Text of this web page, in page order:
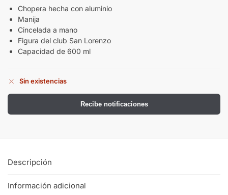
Chopera hecha con aluminio
Manija
Cincelada a mano
Figura del club San Lorenzo
Capacidad de 600 ml
Sin existencias
Recibe notificaciones
Descripción
Información adicional